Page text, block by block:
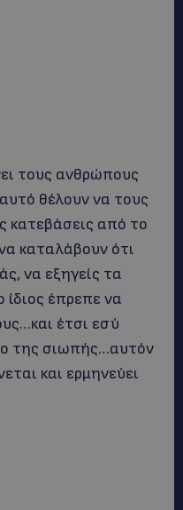
τους ανθρώπους
θέλουν να τους
κατεβάσεις από το
καταλάβουν ότι
να εξηγείς τα
έπρεπε να
έτσι εσύ
της σιωπής…αυτόν
και ερμηνεύει